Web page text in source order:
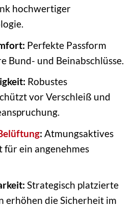
hochwertiger
Perfekte Passform
Bund- und Beinabschlüsse.
Robustes
vor Verschleiß und
: Atmungsaktives
ein angenehmes
Strategisch platzierte
erhöhen die Sicherheit im